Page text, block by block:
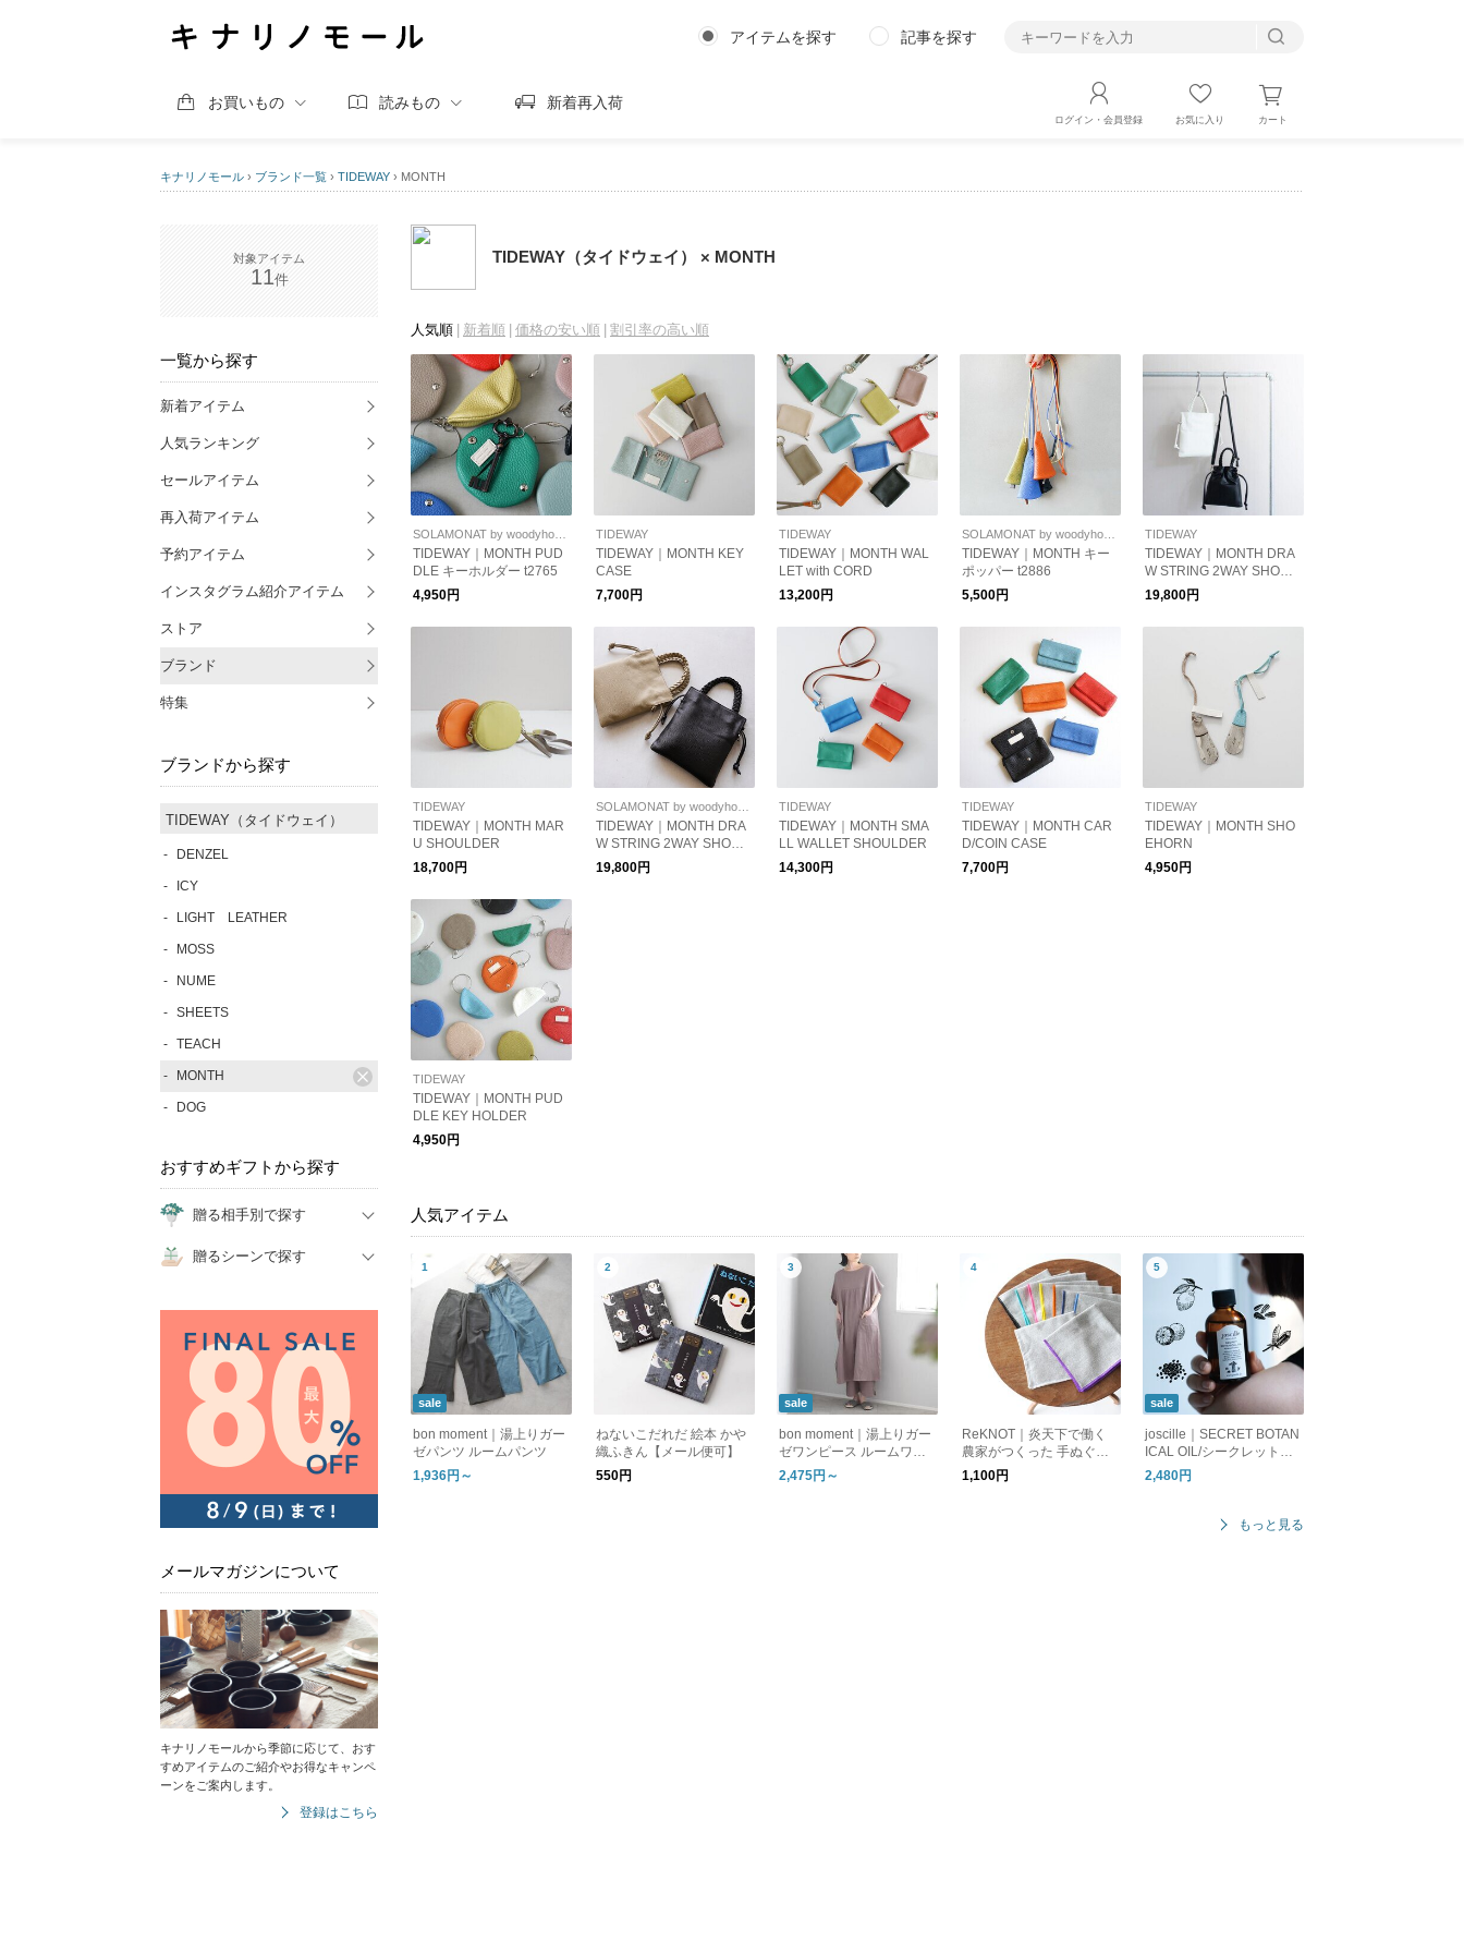
アイテムを探す 記事を探す
お買いもの 読みもの 新着再入荷
ログイン・会員登録 お気に入り カート
キナリノモール › ブランド一覧 › TIDEWAY › MONTH
11
一覧から探す
新着アイテム
人気ランキング
セールアイテム
再入荷アイテム
予約アイテム
インスタグラム紹介アイテム
ストア
ブランド
特集
ブランドから探す
TIDEWAY（タイドウェイ）
DENZEL
ICY
LIGHT LEATHER
MOSS
NUME
SHEETS
TEACH
MONTH
DOG
おすすめギフトから探す
贈る相手別で探す
贈るシーンで探す
メールマガジンについて
キナリノモールから季節に応じて、おす
すめアイテムのご紹介やお得なキャンペ
ーンをご案内します。
登録はこちら
TIDEWAY（タイドウェイ） × MONTH
人気順 新着順 価格の安い順 割引率の高い順
TIDEWAY｜MONTH PUD
DLE キーホルダー t2765
4,950円
TIDEWAY
TIDEWAY｜MONTH KEY
CASE
7,700円
TIDEWAY
TIDEWAY｜MONTH WAL
LET with CORD
13,200円
TIDEWAY｜MONTH キー
ポッパー t2886
5,500円
TIDEWAY
TIDEWAY｜MONTH DRA
W STRING 2WAY SHOUL
DER
19,800円
TIDEWAY
TIDEWAY｜MONTH MAR
U SHOULDER
18,700円
TIDEWAY｜MONTH DRA
W STRING 2WAY SHOUL
DER ドローストリング シ
ョルダーバッグ 保存袋付
19,800円
TIDEWAY
TIDEWAY｜MONTH SMA
LL WALLET SHOULDER
14,300円
TIDEWAY
TIDEWAY｜MONTH CAR
D/COIN CASE
7,700円
TIDEWAY
TIDEWAY｜MONTH SHO
EHORN
4,950円
TIDEWAY
TIDEWAY｜MONTH PUD
DLE KEY HOLDER
4,950円
人気アイテム
sale
bon moment｜湯上りガー
ゼパンツ ルームパンツ
1,936円～
ねないこだれだ 絵本 かや
織ふきん【メール便可】
550円
sale
bon moment｜湯上りガー
ゼワンピース ルームワン
ピース
2,475円～
ReKNOT｜炎天下で働く
農家がつくった 手ぬぐい
ハンカチ MFS2610 リノッ
ト ギフト
1,100円
sale
joscille｜SECRET BOTAN
ICAL OIL/シークレットボ
タニカルオイル
2,480円
もっと見る